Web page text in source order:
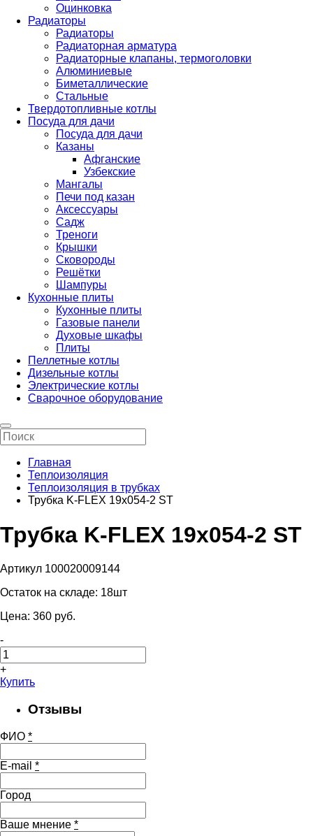
Оцинковка
Радиаторы
Радиаторы
Радиаторная арматура
Радиаторные клапаны, термоголовки
Алюминиевые
Биметаллические
Стальные
Твердотопливные котлы
Посуда для дачи
Посуда для дачи
Казаны
Афганские
Узбекские
Мангалы
Печи под казан
Аксессуары
Садж
Треноги
Крышки
Сковороды
Решётки
Шампуры
Кухонные плиты
Кухонные плиты
Газовые панели
Духовые шкафы
Плиты
Пеллетные котлы
Дизельные котлы
Электрические котлы
Сварочное оборудование
Главная
Теплоизоляция
Теплоизоляция в трубках
Трубка K-FLEX 19х054-2 ST
Трубка K-FLEX 19х054-2 ST
Артикул 100020009144
Остаток на складе: 18шт
Цена: 360 pуб.
-
+
Купить
Отзывы
ФИО *
E-mail *
Город
Ваше мнение *